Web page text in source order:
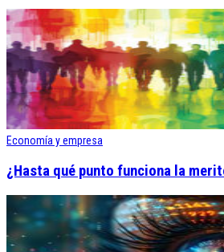
Economía y empresa
¿Hasta qué punto funciona la